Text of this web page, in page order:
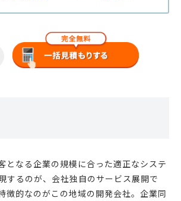
となる企業の規模に合った適正なシステ
するのが、会社独自のサービス展開で
徴的なのがこの地域の開発会社。企業同